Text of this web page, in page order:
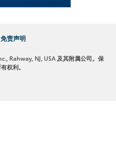
免责声明
Rahway, NJ, USA 及其附属公司。保
权利。